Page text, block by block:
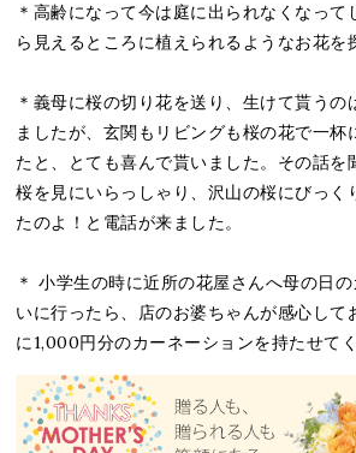
＊高齢になって今は庭に出られなくなって
ら見えるところに植えられるようなお花を
＊義母に桜の切り花を送り、生けて貰うの
ましたが、玄関もリビングも桜の花で一杯
たと、とても喜んで貰いました。その話を
桜を見にいらっしゃり、沢山の桜にびっく
たのよ！と電話が来ました。
＊ 小学生の時に近所の花屋さんへ母の日
いに行ったら、店のお婆ちゃんが感心し
に1,000円分のカーネーションを持たせてく